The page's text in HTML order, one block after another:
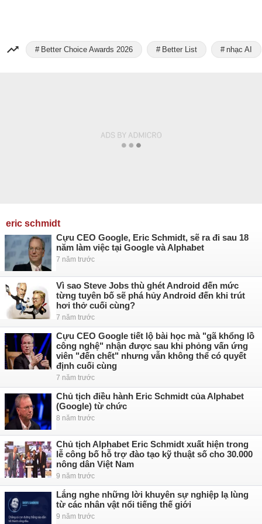
Better Choice Awards 2026 Better List nhạc AI
eric schmidt
Cựu CEO Google, Eric Schmidt, sẽ ra đi sau 18
năm làm việc tại Google và Alphabet
7 năm trước
Vì sao Steve Jobs thù ghét Android đến mức
từng tuyên bố sẽ phá hủy Android đến khi trút
hơi thở cuối cùng?
7 năm trước
Cựu CEO Google tiết lộ bài học mà "gã khổng lồ
công nghệ" nhận được sau khi phỏng vấn ứng
viên "đến chết" nhưng vẫn không thể có quyết
định cuối cùng
7 năm trước
Chủ tịch điều hành Eric Schmidt của Alphabet
(Google) từ chức
8 năm trước
Chủ tịch Alphabet Eric Schmidt xuất hiện trong
lễ công bố hỗ trợ đào tạo kỹ thuật số cho 30.000
nông dân Việt Nam
9 năm trước
Lắng nghe những lời khuyên sự nghiệp lạ lùng
từ các nhân vật nổi tiếng thế giới
9 năm trước